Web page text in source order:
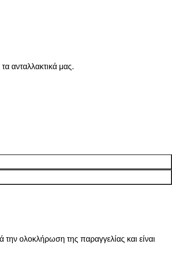
ανταλλακτικά μας.
ολοκλήρωση της παραγγελίας και είναι